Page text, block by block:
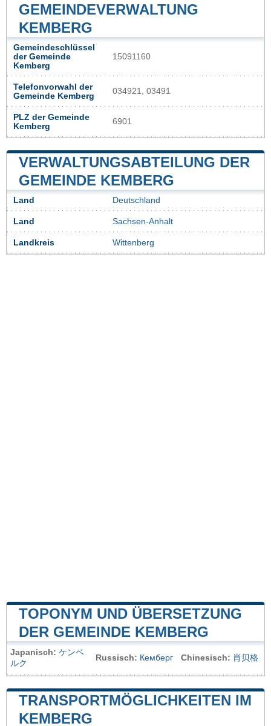
GEMEINDEVERWALTUNG
KEMBERG
Gemeindeschlüssel
der Gemeinde
Kemberg
15091160
Telefonvorwahl der
Gemeinde Kemberg
034921, 03491
PLZ der Gemeinde
Kemberg
6901
VERWALTUNGSABTEILUNG DER
GEMEINDE KEMBERG
Land Deutschland
Land Sachsen-Anhalt
Landkreis Wittenberg
TOPONYM UND ÜBERSETZUNG
DER GEMEINDE KEMBERG
Japanisch: ケンベ
ルク
Russisch: Кемберг Chinesisch: 肖贝格
TRANSPORTMÖGLICHKEITEN IM
KEMBERG